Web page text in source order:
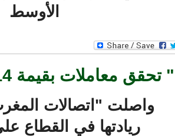
الأوسط
بقيمة 14 مليار درهم
واصلت "اتصالات
ريادتها في القطاع